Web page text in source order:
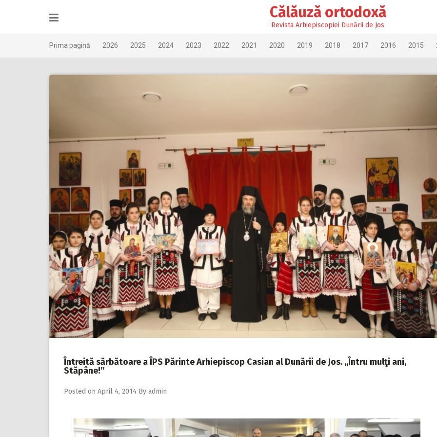
Călăuză ortodoxă
Revista Arhiepiscopiei Dunării de Jos
Prima pagină 2026 2025 2024 2023 2022 2021 2020 2019 2018 2017 2016 2015
Întreită sărbătoare a ÎPS Părinte Arhiepiscop Casian al Dunării de Jos. ,,Întru mulţi ani,
Stăpâne!”
Posted on April 4, 2014 By admin